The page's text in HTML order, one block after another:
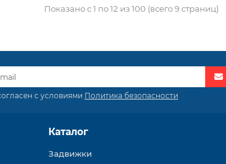
Показано с 1 по 12 из 100 (всего 9 страниц)
с условиями Политика безопасности
Каталог
Задвижки